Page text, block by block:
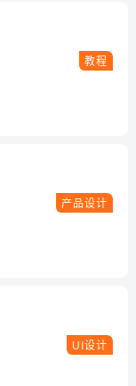
教程
产品设计
UI设计